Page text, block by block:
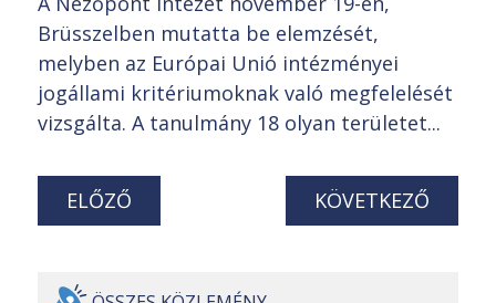
Brüsszelben mutatta be elemzését,
melyben az Európai Unió intézményei
jogállami kritériumoknak való megfelelését
vizsgálta. A tanulmány 18 olyan területet...
ELŐZŐ KÖVETKEZŐ